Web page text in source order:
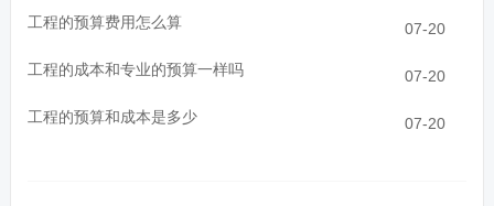
工程的预算费用怎么算 07-20
工程的成本和专业的预算一样吗 07-20
工程的预算和成本是多少 07-20